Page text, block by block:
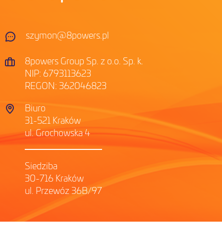
szymon@8powers.pl
8powers Group Sp. z o.o. Sp. k.
NIP: 6793113623
REGON: 362046823
Biuro
31-521 Kraków
ul. Grochowska 4
Siedziba
30-716 Kraków
ul. Przewóz 36B/97